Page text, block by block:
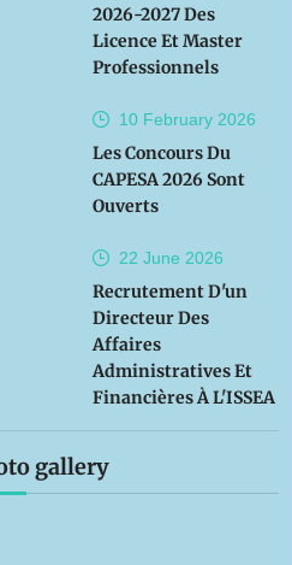
2026-2027 Des
Licence Et Master
Professionnels
10 February 2026
Les Concours Du
CAPESA 2026 Sont
Ouverts
22 June 2026
Recrutement D'un
Directeur Des
Affaires
Administratives Et
Financières À L'ISSEA
gallery